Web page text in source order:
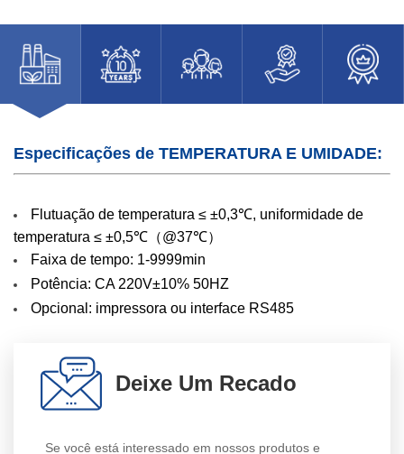
Especificações de TEMPERATURA E UMIDADE:
Flutuação de temperatura ≤ ±0,3℃, uniformidade de
temperatura ≤ ±0,5℃（@37℃）
Faixa de tempo: 1-9999min
Potência: CA 220V±10% 50HZ
Opcional: impressora ou interface RS485
Deixe Um Recado
Se você está interessado em nossos produtos e